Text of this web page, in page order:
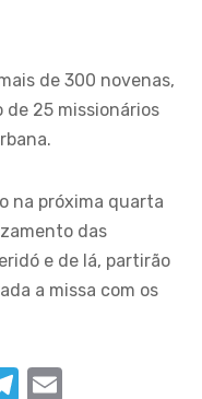
de 300 novenas,
25 missionários
na próxima quarta
das
e de lá, partirão
a missa com os
T